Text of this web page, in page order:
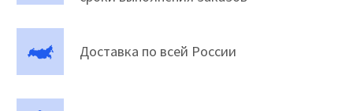
Доставка по всей России